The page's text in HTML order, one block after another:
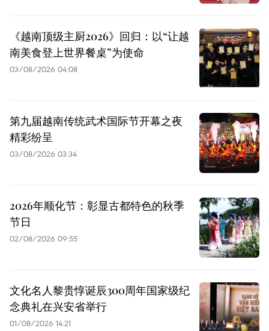
《越南顶级主厨2026》回归：以“让越
南美食登上世界餐桌”为使命
03/08/2026 04:08
第九届越南传统武术国际节开幕之夜
精彩纷呈
03/08/2026 03:34
2026年顺化节：彰显古都特色的秋季
节日
02/08/2026 09:55
文化名人黎贵惇诞辰300周年国家级纪
念典礼在兴安省举行
01/08/2026 14:21